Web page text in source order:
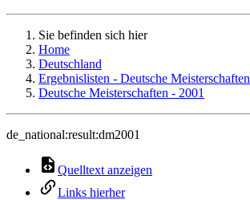
Sie befinden sich hier
Home
Deutschland
Ergebnislisten - Deutsche Meisterschaften
Deutsche Meisterschaften - 2001
de_national:result:dm2001
Quelltext anzeigen
Links hierher